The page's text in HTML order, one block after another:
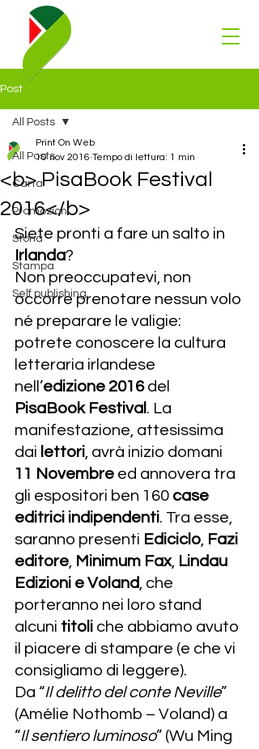
Post
All Posts
Carta
Promozioni
Storia
Stampa
Self publishing
All Posts
<b> PisaBook Festival
2016</b>
Print On Web
10 nov 2016 Tempo di lettura: 1 min
Siete pronti a fare un salto in
Irlanda?
Non preoccupatevi, non
occorre prenotare nessun volo
né preparare le valigie:
potrete conoscere la cultura
letteraria irlandese
nell’edizione 2016 del
PisaBook Festival . La
manifestazione, attesissima
dai lettori, avrà inizio domani
11 Novembre ed annovera tra
gli espositori ben 160 case
editrici indipendenti. Tra esse,
saranno presenti Ediciclo, Fazi
editore, Minimum Fax, Lindau
Edizioni e Voland, che
porteranno nei loro stand
alcuni titoli che abbiamo avuto
il piacere di stampare (e che vi
consigliamo di leggere).
Da “Il delitto del conte Neville”
(Amélie Nothomb – Voland) a
“Il sentiero luminoso” (Wu Ming